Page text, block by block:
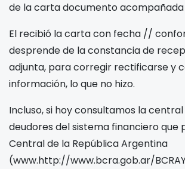
de la carta documento acompañada
El recibió la carta con fecha //
desprende de la constancia de
adjunta, para corregir rectificarse y
información, lo que no hizo.
Incluso, si hoy consultamos la
deudores del sistema financiero que
Central de la República Argentina
(www.http://www.bcra.gob.ar/